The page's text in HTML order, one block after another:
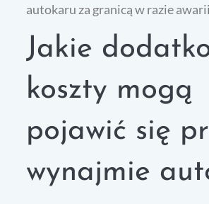
autokaru za granicą w razie
Jakie
koszty mogą
pojawić się
wynajmie